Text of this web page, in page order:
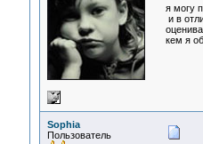
я могу
и в
кем я
Sophia
Пользователь